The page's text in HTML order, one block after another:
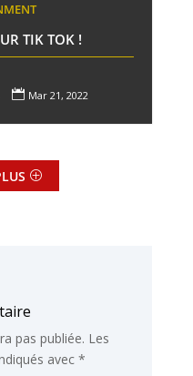
TIK TOK !
 Mar 21, 2022
pas publiée. Les
avec *